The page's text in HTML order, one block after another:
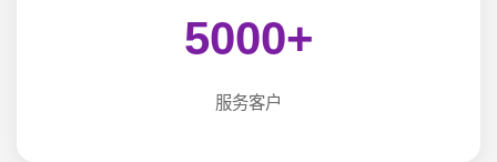
5000+
服务客户